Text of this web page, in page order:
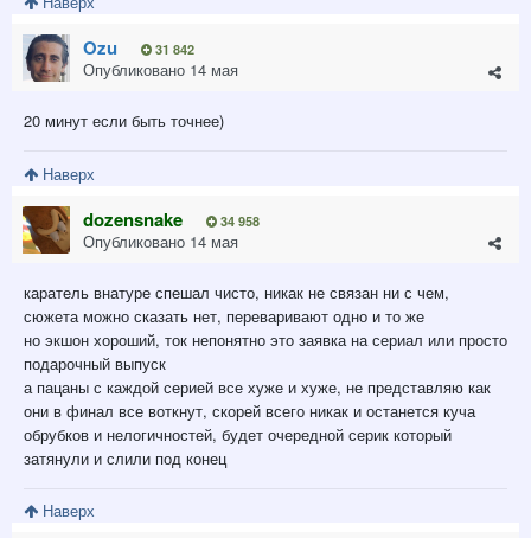
Ozu 31 842
Опубликовано 14 мая
20 минут если быть точнее)
Наверх
dozensnake 34 958
Опубликовано 14 мая
каратель внатуре спешал чисто, никак не связан ни с чем,
сюжета можно сказать нет, переваривают одно и то же
но экшон хороший, ток непонятно это заявка на сериал или просто
подарочный выпуск
а пацаны с каждой серией все хуже и хуже, не представляю как
они в финал все воткнут, скорей всего никак и останется куча
обрубков и нелогичностей, будет очередной серик который
затянули и слили под конец
Наверх